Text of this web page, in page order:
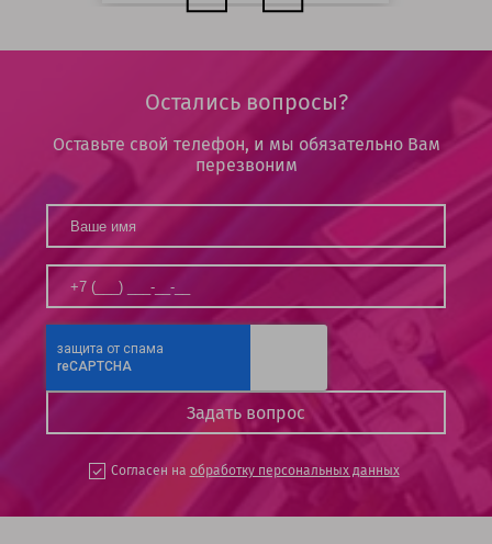
Остались вопросы?
Оставьте свой телефон, и мы обязательно Вам
перезвоним
Согласен на обработку персональных данных